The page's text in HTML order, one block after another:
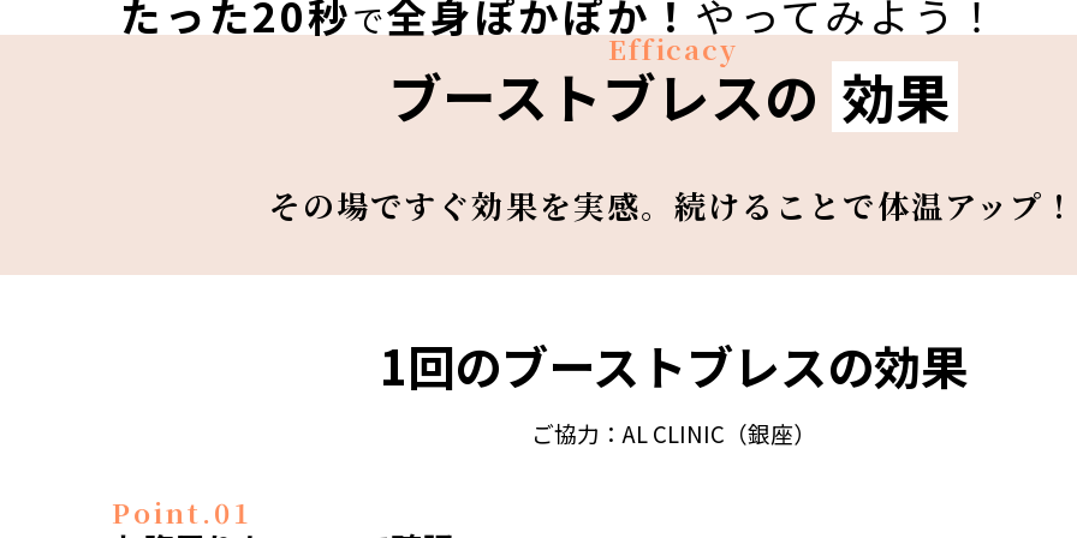
たった20秒で全身ぽかぽか！ やってみよう！
Efficacy
ブーストブレスの 効果
その場ですぐ効果を実感。 続けることで体温アップ！
1回のブーストブレスの効果
ご協力：AL CLINIC（銀座）
Point.01